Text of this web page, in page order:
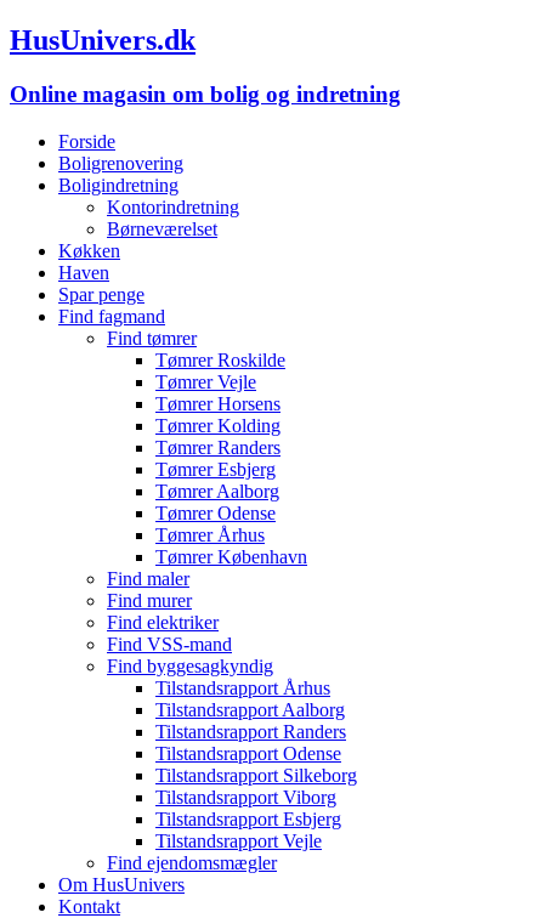
HusUnivers.dk
Online magasin om bolig og indretning
Forside
Boligrenovering
Boligindretning
Kontorindretning
Børneværelset
Køkken
Haven
Spar penge
Find fagmand
Find tømrer
Tømrer Roskilde
Tømrer Vejle
Tømrer Horsens
Tømrer Kolding
Tømrer Randers
Tømrer Esbjerg
Tømrer Aalborg
Tømrer Odense
Tømrer Århus
Tømrer København
Find maler
Find murer
Find elektriker
Find VSS-mand
Find byggesagkyndig
Tilstandsrapport Århus
Tilstandsrapport Aalborg
Tilstandsrapport Randers
Tilstandsrapport Odense
Tilstandsrapport Silkeborg
Tilstandsrapport Viborg
Tilstandsrapport Esbjerg
Tilstandsrapport Vejle
Find ejendomsmægler
Om HusUnivers
Kontakt